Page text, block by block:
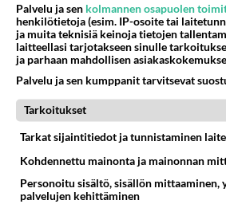
SOSIAALINEN MEDIA
Whatsapp ryhmään linkki!
https://chat.whatsapp.com/
y Saa liittyy mut siis ryhmäs on
25.11.2016 15:17
CHAT
Terveys ja sairaus asiat sätissä
Palvelu ja sen kolmannen osapuolen
henkilötietoja (esim. IP-osoite tai
ja muita teknisiä keinoja tietojen
laitteellasi tarjotakseen sinulle
ja parhaan mahdollisen
Palvelu ja sen kumppanit tarvitsevat
Tarkoitukset
Tarkat sijaintitiedot ja tunnistaminen
Kohdennettu mainonta ja mainonnan
Personoitu sisältö, sisällön mittaaminen,
palvelujen kehittäminen